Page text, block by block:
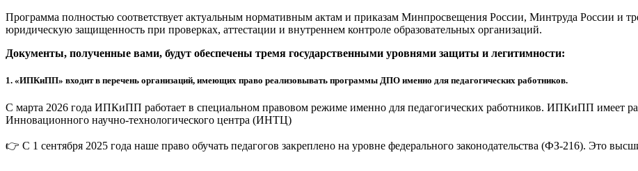
Программа полностью соответствует актуальным нормативным актам и приказам Минпросвещения России, Минтруда России и
юридическую защищенность при проверках, аттестации и внутреннем контроле образовательных организаций.
Документы, полученные вами, будут обеспечены тремя государственными уровнями защиты и легитимности:
1. «ИПКиПП» входит в перечень организаций, имеющих право реализовывать программы ДПО именно для педагогических работников.
С марта 2026 года ИПКиПП работает в специальном правовом режиме именно для педагогических работников. ИПКиПП имеет
Инновационного научно-технологического центра (ИНТЦ)
👉 С 1 сентября 2025 года наше право обучать педагогов закреплено на уровне федерального законодательства (ФЗ-216). Это